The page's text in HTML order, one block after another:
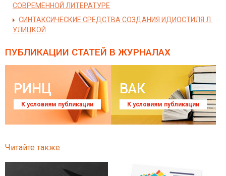
СОВРЕМЕННОЙ ЛИТЕРАТУРЕ
СИНТАКСИЧЕСКИЕ СРЕДСТВА СОЗДАНИЯ ИДИОСТИЛЯ Л.
УЛИЦКОЙ
ПУБЛИКАЦИИ СТАТЕЙ В ЖУРНАЛАХ
РИНЦ
К условиям публикации
ВАК
К условиям публикации
Читайте также